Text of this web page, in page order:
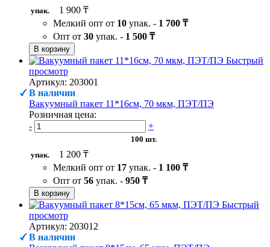
упак.
1 900 ₸
Мелкий опт от 10 упак. - 1 700 ₸
Опт от 30 упак. - 1 500 ₸
В корзину
Быстрый
просмотр
Артикул: 203001
В наличии
Вакуумный пакет 11*16см, 70 мкм, ПЭТ/ПЭ
Розничная цена:
-
+
100 шт.
упак.
1 200 ₸
Мелкий опт от 17 упак. - 1 100 ₸
Опт от 56 упак. - 950 ₸
В корзину
Быстрый
просмотр
Артикул: 203012
В наличии